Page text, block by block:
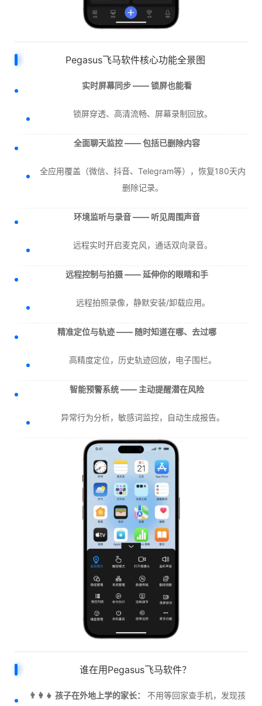
Pegasus飞马软件核心功能全景图
实时屏幕同步 —— 锁屏也能看
锁屏穿透、高清流畅、屏幕录制回放。
全面聊天监控 —— 包括已删除内容
全应用覆盖（微信、抖音、Telegram等），恢复180天内
删除记录。
环境监听与录音 —— 听见周围声音
远程实时开启麦克风，通话双向录音。
远程控制与拍摄 —— 延伸你的眼睛和手
远程拍照录像，静默安装/卸载应用。
精准定位与轨迹 —— 随时知道在哪、去过哪
高精度定位，历史轨迹回放，电子围栏。
智能预警系统 —— 主动提醒潜在风险
异常行为分析，敏感词监控，自动生成报告。
谁在用Pegasus飞马软件？
👨‍👩‍👧 孩子在外地上学的家长：
不用等回家查手机，发现孩